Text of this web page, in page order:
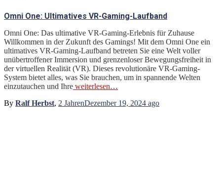
Omni One: Ultimatives VR-Gaming-Laufband
Omni One: Das ultimative VR-Gaming-Erlebnis für Zuhause
Willkommen in der Zukunft des Gamings! Mit dem Omni One ein
ultimatives VR-Gaming-Laufband betreten Sie eine Welt voller
unübertroffener Immersion und grenzenloser Bewegungsfreiheit in
der virtuellen Realität (VR). Dieses revolutionäre VR-Gaming-
System bietet alles, was Sie brauchen, um in spannende Welten
einzutauchen und Ihre weiterlesen…
By Ralf Herbst, 2 JahrenDezember 19, 2024 ago